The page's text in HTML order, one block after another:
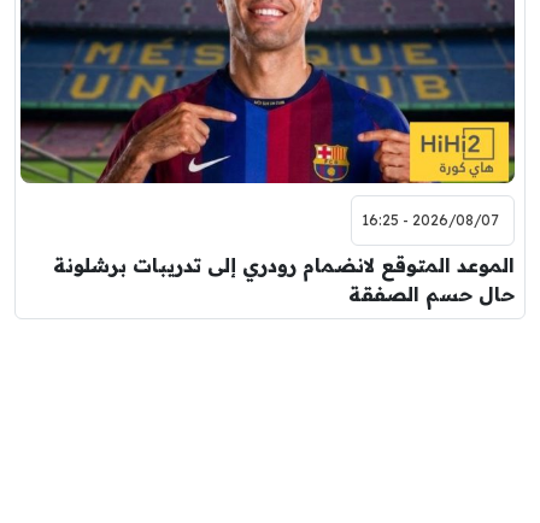
2026/08/07 - 16:25
الموعد المتوقع لانضمام رودري إلى تدريبات برشلونة
حال حسم الصفقة